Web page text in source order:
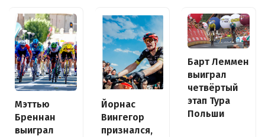
Мэттью
Бреннан
выиграл
Йорнас
Вингегор
признался,
Барт Леммен
выиграл
четвёртый
этап Тура
Польши